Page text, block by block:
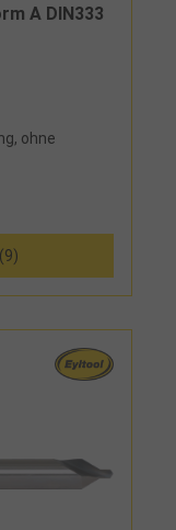
A DIN333
ohne